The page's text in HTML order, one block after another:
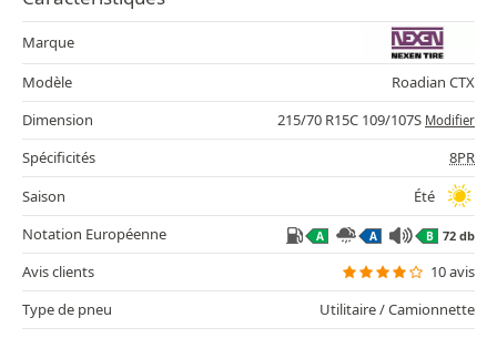
Marque
Modèle
Roadian CTX
Dimension
215/70 R15C 109/107S Modifier
Spécificités
8PR
Saison
Été
Notation Européenne
A A B 72 db
Avis clients
10 avis
Type de pneu
Utilitaire / Camionnette